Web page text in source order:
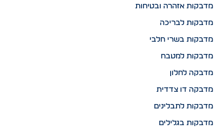
מדבקות אזהרה ובטיחות
מדבקות לבריכה
מדבקות בשרי חלבי
מדבקות למטבח
מדבקה לחלון
מדבקה דו צדדית
מדבקות לתבלינים
מדבקות בגלילים